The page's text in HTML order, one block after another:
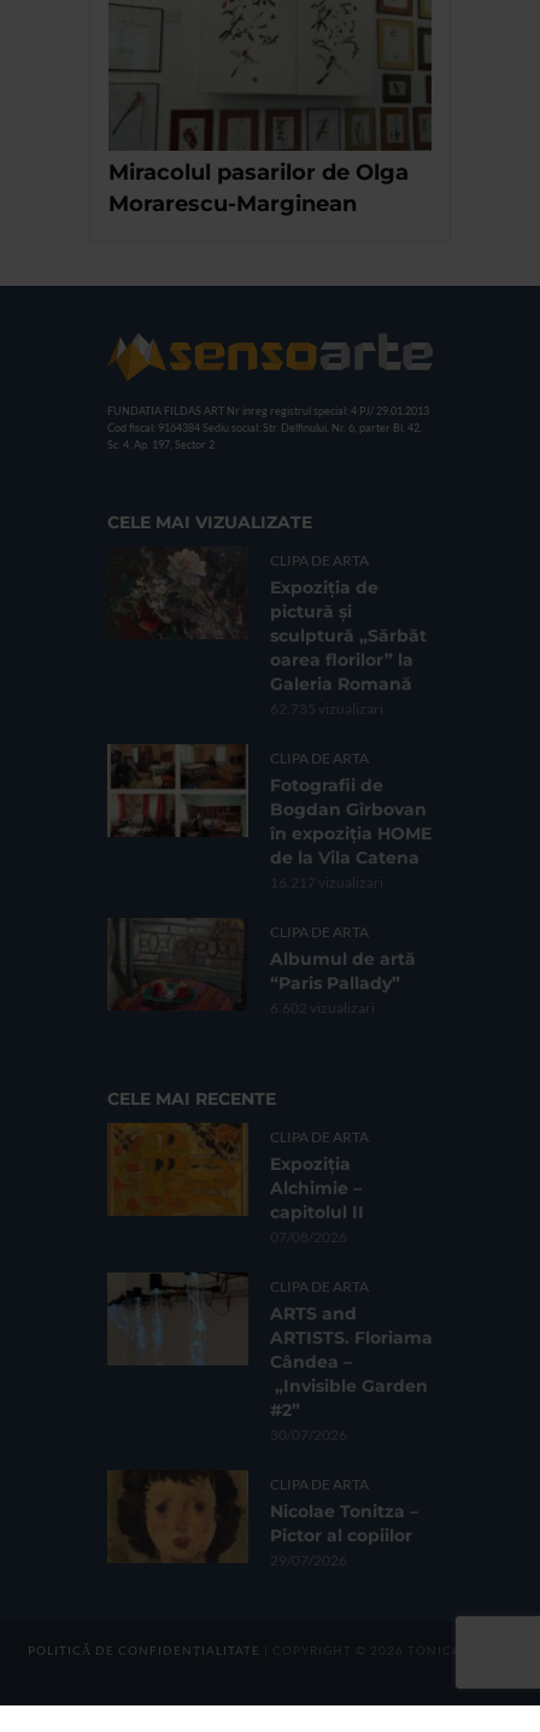
Miracolul pasarilor de Olga
Morarescu-Marginean
FUNDATIA FILDAS ART Nr inreg registrul special: 4 PJ/ 29.01.2013
Cod fiscal: 9164384 Sediu social: Str. Delfinului, Nr. 6, parter Bl. 42,
Sc. 4, Ap. 197, Sector 2
CELE MAI VIZUALIZATE
CLIPA DE ARTA
Expoziția de
pictură și
sculptură „Sărbăt
oarea florilor” la
Galeria Romană
62.735 vizualizari
CLIPA DE ARTA
Fotografii de
Bogdan Gîrbovan
în expoziția HOME
de la Vila Catena
16.217 vizualizari
CLIPA DE ARTA
Albumul de artă
“Paris Pallady”
6.602 vizualizari
CELE MAI RECENTE
CLIPA DE ARTA
Expoziția
Alchimie –
capitolul II
07/08/2026
CLIPA DE ARTA
ARTS and
ARTISTS. Floriama
Cândea –
„Invisible Garden
#2”
30/07/2026
CLIPA DE ARTA
Nicolae Tonitza –
Pictor al copiilor
29/07/2026
POLITICĂ DE CONFIDENȚIALITATE | COPYRIGHT © 2026 TONICA GROUP